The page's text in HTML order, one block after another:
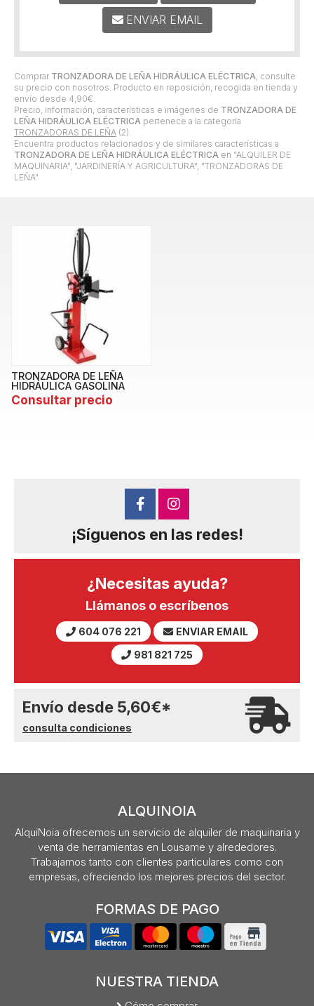
Comprar TRONZADORA DE LEÑA HIDRÁULICA ELÉCTRICA, consulte
su precio con nosotros. Producto en reposición, recogida en tienda y
envío desde 4,90€.
Precio, información, características e imágenes de TRONZADORA DE
LEÑA HIDRÁULICA ELÉCTRICA pertenece a la categoría
TRONZADORAS DE LEÑA (2).
Encuentra productos relacionados y de similares características a
TRONZADORA DE LEÑA HIDRÁULICA ELÉCTRICA en "ALQUILER DE
MAQUINARIA", "JARDINERÍA Y AGRICULTURA", "TRONZADORAS DE
LEÑA".
ENVIAR EMAIL
TRONZADORA DE LEÑA
HIDRÁULICA GASOLINA
Consultar precio
¡Síguenos en las redes!
¿Necesitas ayuda?
Llámanos o escríbenos
604 076 221
ENVIAR EMAIL
981 821 725
Envío desde 5,60€*
consulta condiciones
ALQUINOIA
AlquiNoia ofrecemos un servicio de alquiler de maquinaria y
venta de herramientas en Lousame y alrededores.
Trabajamos tanto con clientes particulares como con
empresas, ofreciendo los mejores precios del sector.
FORMAS DE PAGO
NUESTRA TIENDA